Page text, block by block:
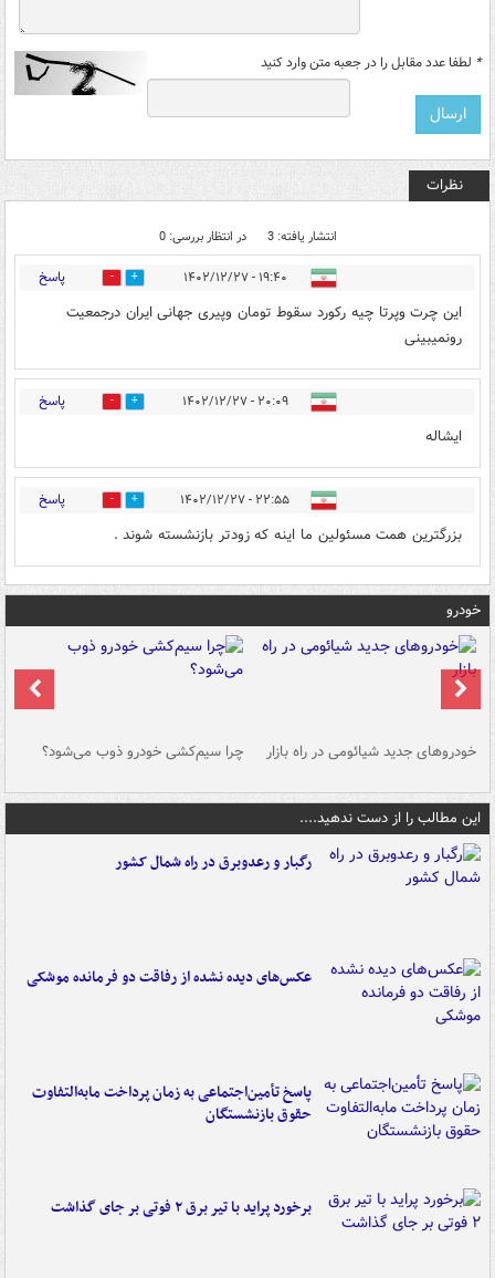
* لطفا عدد مقابل را در جعبه متن وارد کنید
نظرات
انتشار یافته: 3 در انتظار بررسی: 0
۱۹:۴۰ - ۱۴۰۲/۱۲/۲۷ 4 پاسخ
این چرت وپرتا چیه رکورد سقوط تومان وپیری جهانی ایران درجمعیت
رونمیبینی
۲۰:۰۹ - ۱۴۰۲/۱۲/۲۷ 0 پاسخ
ایشاله
۲۲:۵۵ - ۱۴۰۲/۱۲/۲۷ 0 پاسخ
بزرگترین همت مسئولین ما اینه که زودتر بازنشسته شوند .
خودرو
خودروهای جدید شیائومی در راه بازار چرا سیم‌کشی خودرو ذوب می‌شود؟
این مطالب را از دست ندهید....
رگبار و رعدوبرق در راه شمال کشور
عکس‌های دیده نشده از رفاقت دو فرمانده‌ موشکی
پاسخ تأمین‌اجتماعی به زمان پرداخت مابه‌التفاوت
حقوق بازنشستگان
برخورد پراید با تیر برق ۲ فوتی بر جای گذاشت